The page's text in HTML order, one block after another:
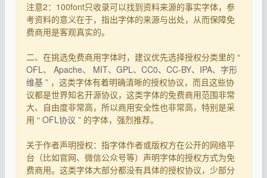
注意2：100font只收录可以找到资料来源的事实字体，参
考资料的意义在于，指出字体的来源与出处，从而保障免
费商用是客观真实的。
二、在挑选免费商用字体时，建议优先选择授权分类里的 “
OFL、 Apache、 MIT、 GPL、 CC0、 CC-BY、 IPA、 字形
维基 ” ，这类字体有着明确清晰的授权协议，而且这些协
议都是世界知名开源协议，这类字体的免费商用范围非常
大、自由度非常高，所以商用安全性也非常高，特别是采
用 “ OFL协议 ” 的字体，强烈推荐。
关于作者声明授权：指字体作者或版权方在公开的网络平
台（比如官网、微信公众号等）声明字体的授权方式为免
费商用。这类字体大部分都没有具体的授权协议，少部分